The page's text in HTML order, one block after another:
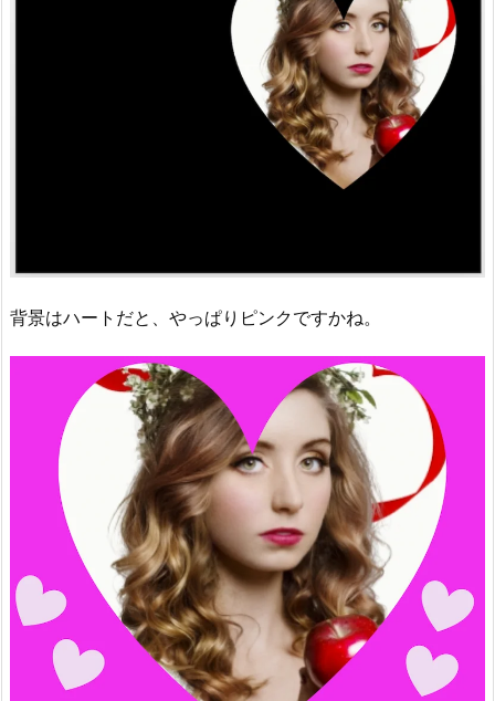
背景はハートだと、やっぱりピンクですかね。